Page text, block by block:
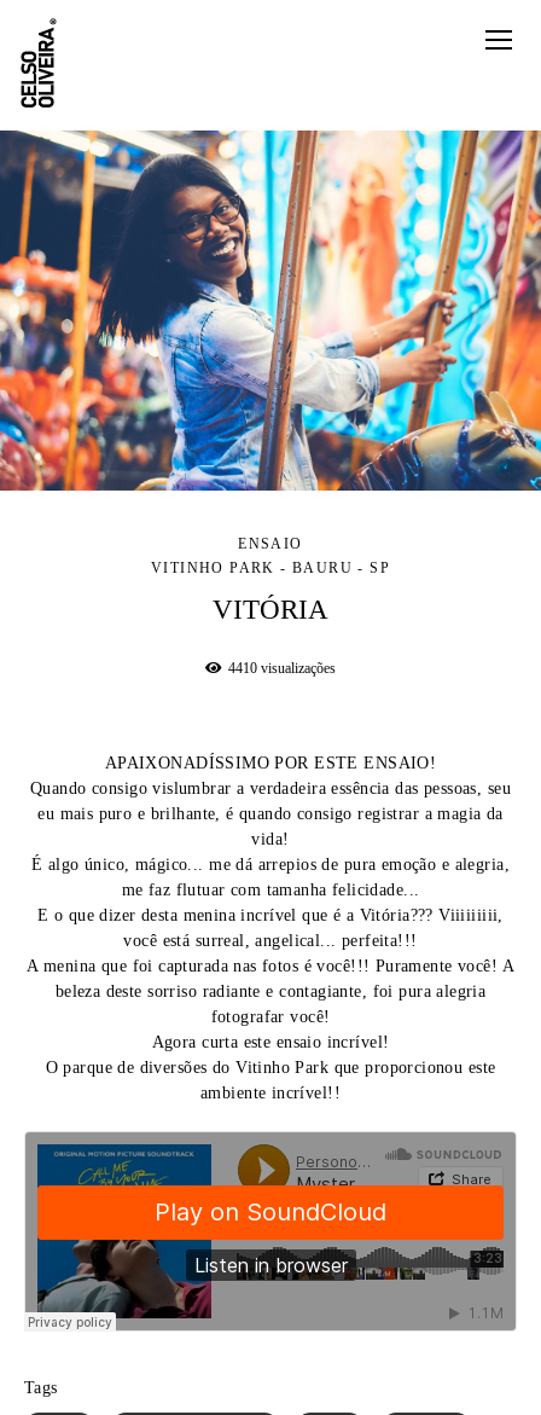
ENSAIO
VITINHO PARK - BAURU - SP
VITÓRIA
4410 visualizações
APAIXONADÍSSIMO POR ESTE ENSAIO!
Quando consigo vislumbrar a verdadeira essência das pessoas, seu
eu mais puro e brilhante, é quando consigo registrar a magia da
vida!
É algo único, mágico... me dá arrepios de pura emoção e alegria,
me faz flutuar com tamanha felicidade...
E o que dizer desta menina incrível que é a Vitória??? Viiiiiiiii,
você está surreal, angelical... perfeita!!!
A menina que foi capturada nas fotos é você!!! Puramente você! A
beleza deste sorriso radiante e contagiante, foi pura alegria
fotografar você!
Agora curta este ensaio incrível!
O parque de diversões do Vitinho Park que proporcionou este
ambiente incrível!!
Tags